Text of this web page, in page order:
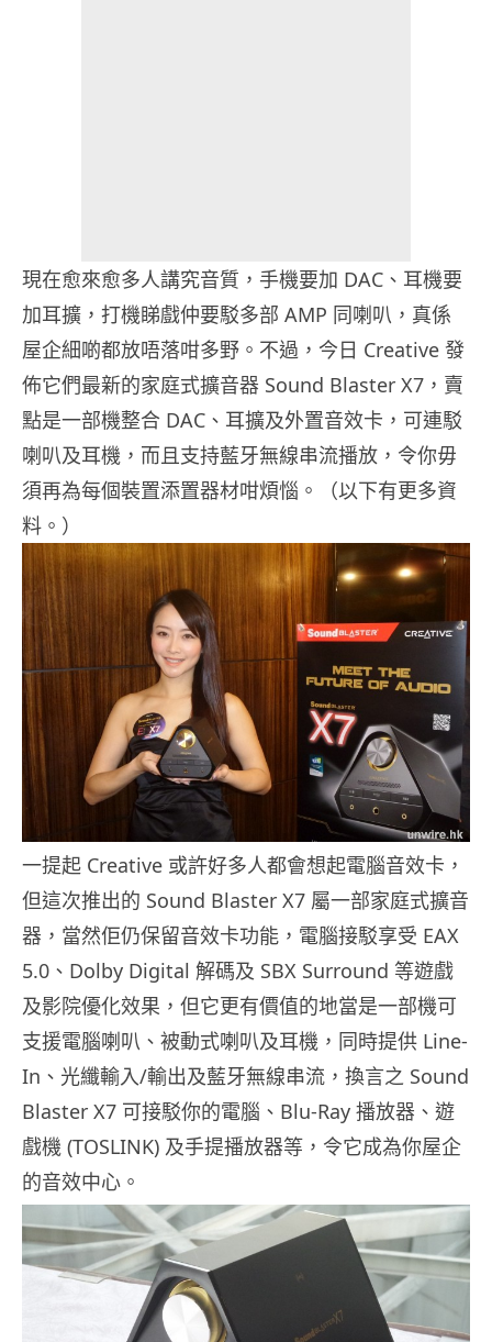
現在愈來愈多人講究音質，手機要加 DAC、耳機要
加耳擴，打機睇戲仲要駁多部 AMP 同喇叭，真係
屋企細啲都放唔落咁多野。不過，今日 Creative 發
佈它們最新的家庭式擴音器 Sound Blaster X7，賣
點是一部機整合 DAC、耳擴及外置音效卡，可連駁
喇叭及耳機，而且支持藍牙無線串流播放，令你毋
須再為每個裝置添置器材咁煩惱。（以下有更多資
料。）
一提起 Creative 或許好多人都會想起電腦音效卡，
但這次推出的 Sound Blaster X7 屬一部家庭式擴音
器，當然佢仍保留音效卡功能，電腦接駁享受 EAX
5.0、Dolby Digital 解碼及 SBX Surround 等遊戲
及影院優化效果，但它更有價值的地當是一部機可
支援電腦喇叭、被動式喇叭及耳機，同時提供 Line-
In、光纖輸入/輸出及藍牙無線串流，換言之 Sound
Blaster X7 可接駁你的電腦、Blu-Ray 播放器、遊
戲機 (TOSLINK) 及手提播放器等，令它成為你屋企
的音效中心。